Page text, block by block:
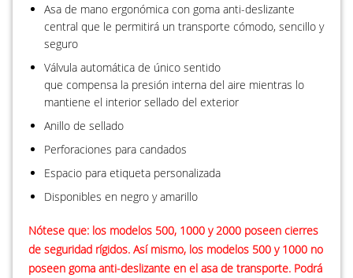
Asa de mano ergonómica con goma anti-deslizante
central que le permitirá un transporte cómodo, sencillo y
seguro
Válvula automática de único sentido
que compensa la presión interna del aire mientras lo
mantiene el interior sellado del exterior
Anillo de sellado
Perforaciones para candados
Espacio para etiqueta personalizada
Disponibles en negro y amarillo
Nótese que: los modelos 500, 1000 y 2000 poseen cierres
de seguridad rígidos. Así mismo, los modelos 500 y 1000 no
poseen goma anti-deslizante en el asa de transporte. Podrá